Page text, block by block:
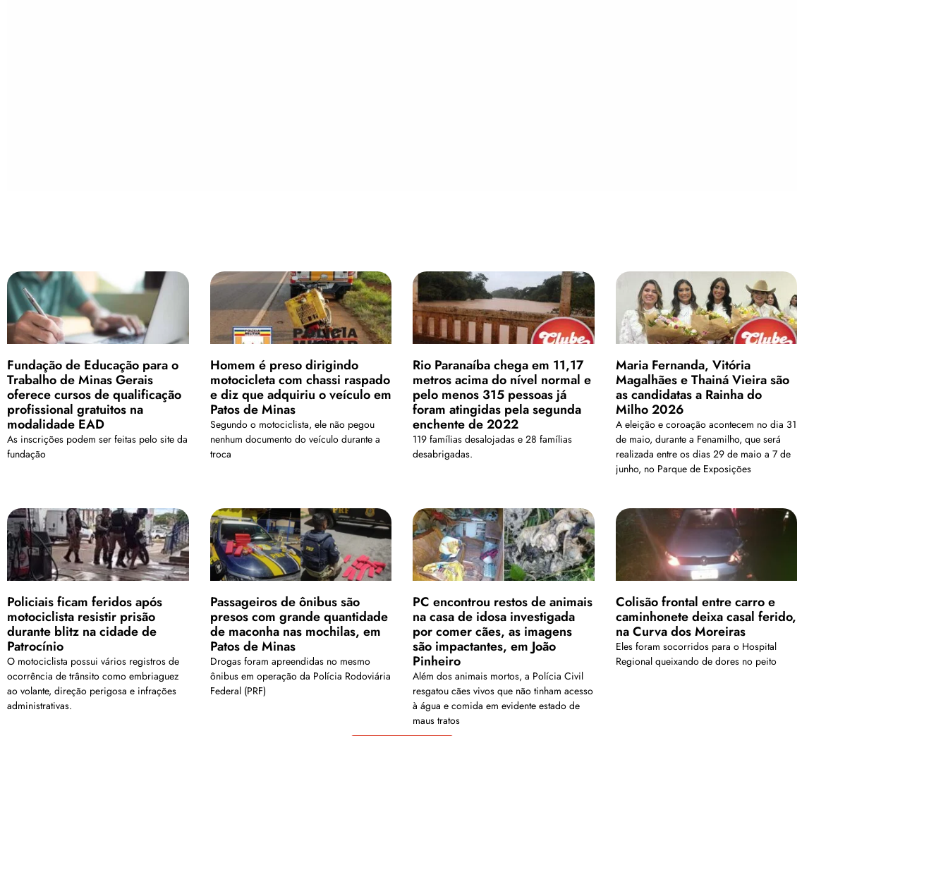
Fundação de Educação para o
Trabalho de Minas Gerais
oferece cursos de qualificação
profissional gratuitos na
modalidade EAD
As inscrições podem ser feitas pelo site da
fundação
Homem é preso dirigindo
motocicleta com chassi raspado
e diz que adquiriu o veículo em
Patos de Minas
Segundo o motociclista, ele não pegou
nenhum documento do veículo durante a
troca
Rio Paranaíba chega em 11,17
metros acima do nível normal e
pelo menos 315 pessoas já
foram atingidas pela segunda
enchente de 2022
119 famílias desalojadas e 28 famílias
desabrigadas.
Maria Fernanda, Vitória
Magalhães e Thainá Vieira são
as candidatas a Rainha do
Milho 2026
A eleição e coroação acontecem no dia 31
de maio, durante a Fenamilho, que será
realizada entre os dias 29 de maio a 7 de
junho, no Parque de Exposições
Policiais ficam feridos após
motociclista resistir prisão
durante blitz na cidade de
Patrocínio
O motociclista possui vários registros de
ocorrência de trânsito como embriaguez
ao volante, direção perigosa e infrações
administrativas.
Passageiros de ônibus são
presos com grande quantidade
de maconha nas mochilas, em
Patos de Minas
Drogas foram apreendidas no mesmo
ônibus em operação da Polícia Rodoviária
Federal (PRF)
PC encontrou restos de animais
na casa de idosa investigada
por comer cães, as imagens
são impactantes, em João
Pinheiro
Além dos animais mortos, a Polícia Civil
resgatou cães vivos que não tinham acesso
à água e comida em evidente estado de
maus tratos
Colisão frontal entre carro e
caminhonete deixa casal ferido,
na Curva dos Moreiras
Eles foram socorridos para o Hospital
Regional queixando de dores no peito